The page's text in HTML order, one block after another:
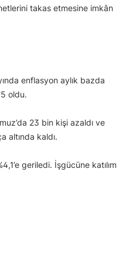
takas etmesine imkân
enflasyon aylık bazda
oldu.
23 bin kişi azaldı ve
altında kaldı.
geriledi. İşgücüne katılım